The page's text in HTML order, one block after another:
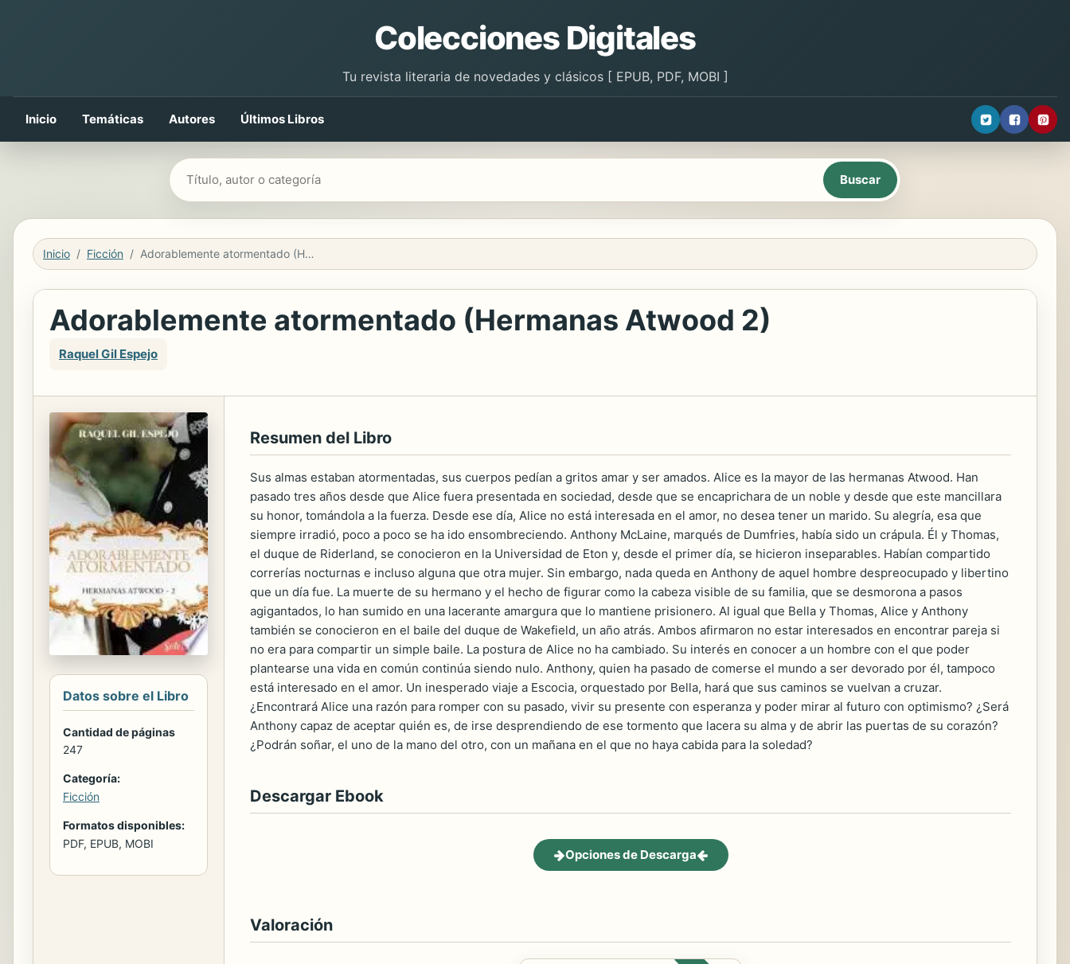
Colecciones Digitales
Tu revista literaria de novedades y clásicos [ EPUB, PDF, MOBI ]
Inicio Temáticas Autores Últimos Libros
Buscar libros
Inicio Ficción Adorablemente atormentado (Hermanas Atwood 2)
Adorablemente atormentado (Hermanas Atwood 2)
Raquel Gil Espejo
Datos sobre el Libro
Cantidad de páginas
247
Categoría:
Ficción
Formatos disponibles:
PDF, EPUB, MOBI
Resumen del Libro
Sus almas estaban atormentadas, sus cuerpos pedían a gritos amar y ser amados. Alice es la mayor de las hermanas Atwood. Han
pasado tres años desde que Alice fuera presentada en sociedad, desde que se encaprichara de un noble y desde que este mancillara
su honor, tomándola a la fuerza. Desde ese día, Alice no está interesada en el amor, no desea tener un marido. Su alegría, esa que
siempre irradió, poco a poco se ha ido ensombreciendo. Anthony McLaine, marqués de Dumfries, había sido un crápula. Él y Thomas,
el duque de Riderland, se conocieron en la Universidad de Eton y, desde el primer día, se hicieron inseparables. Habían compartido
correrías nocturnas e incluso alguna que otra mujer. Sin embargo, nada queda en Anthony de aquel hombre despreocupado y libertino
que un día fue. La muerte de su hermano y el hecho de figurar como la cabeza visible de su familia, que se desmorona a pasos
agigantados, lo han sumido en una lacerante amargura que lo mantiene prisionero. Al igual que Bella y Thomas, Alice y Anthony
también se conocieron en el baile del duque de Wakefield, un año atrás. Ambos afirmaron no estar interesados en encontrar pareja si
no era para compartir un simple baile. La postura de Alice no ha cambiado. Su interés en conocer a un hombre con el que poder
plantearse una vida en común continúa siendo nulo. Anthony, quien ha pasado de comerse el mundo a ser devorado por él, tampoco
está interesado en el amor. Un inesperado viaje a Escocia, orquestado por Bella, hará que sus caminos se vuelvan a cruzar.
¿Encontrará Alice una razón para romper con su pasado, vivir su presente con esperanza y poder mirar al futuro con optimismo? ¿Será
Anthony capaz de aceptar quién es, de irse desprendiendo de ese tormento que lacera su alma y de abrir las puertas de su corazón?
¿Podrán soñar, el uno de la mano del otro, con un mañana en el que no haya cabida para la soledad?
Descargar Ebook
Opciones de Descarga
Valoración